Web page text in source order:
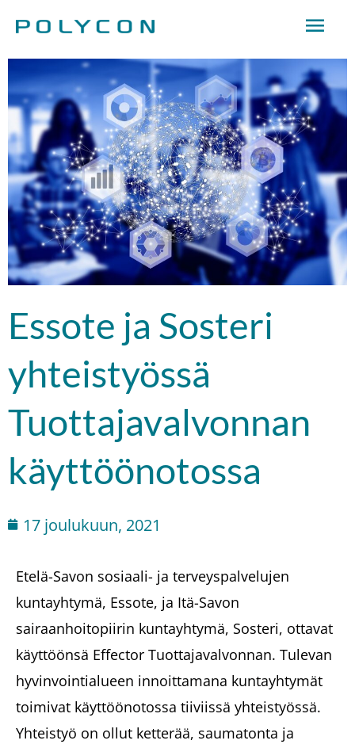
Essote ja Sosteri
yhteistyössä
Tuottajavalvonnan
käyttöönotossa
17 joulukuun, 2021
Etelä-Savon sosiaali- ja terveyspalvelujen
kuntayhtymä, Essote, ja Itä-Savon
sairaanhoitopiirin kuntayhtymä, Sosteri, ottavat
käyttöönsä Effector Tuottajavalvonnan. Tulevan
hyvinvointialueen innoittamana kuntayhtymät
toimivat käyttöönotossa tiiviissä yhteistyössä.
Yhteistyö on ollut ketterää, saumatonta ja